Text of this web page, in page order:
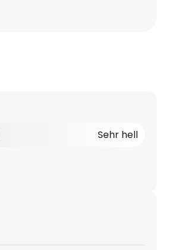
Sehr hell